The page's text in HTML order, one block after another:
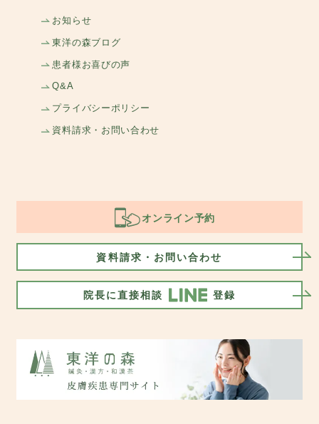
お知らせ
東洋の森ブログ
患者様お喜びの声
Q&A
プライバシーポリシー
資料請求・お問い合わせ
オンライン予約
資料請求・お問い合わせ
院長に直接相談 登録